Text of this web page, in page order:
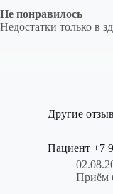
Не понравилось
Недостатки только в
Другие
Пациент +7
Приём